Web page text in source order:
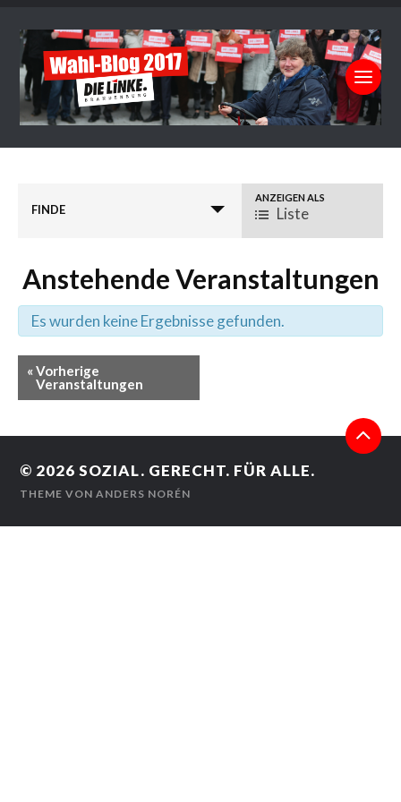
FINDE
Verstaltungsansicht
Navigation
ANZEIGEN ALS
Liste
Anstehende Veranstaltungen
Es wurden keine Ergebnisse gefunden.
«Vorherige
Veranstaltungen
© 2026SOZIAL. GERECHT. FÜR ALLE.
THEME VONANDERS NORÉN